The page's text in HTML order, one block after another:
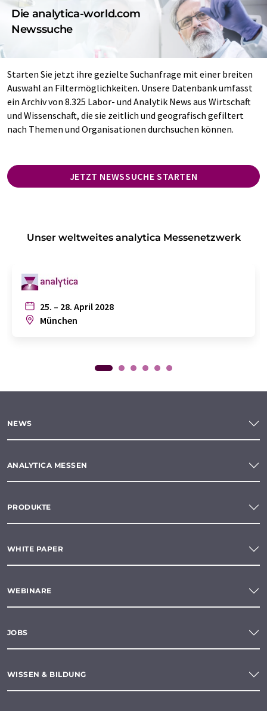
Die analytica-world.com
Newssuche
Starten Sie jetzt ihre gezielte Suchanfrage mit einer breiten
Auswahl an Filtermöglichkeiten. Unsere Datenbank umfasst
ein Archiv von 8.325 Labor- und Analytik News aus Wirtschaft
und Wissenschaft, die sie zeitlich und geografisch gefiltert
nach Themen und Organisationen durchsuchen können.
JETZT NEWSSUCHE STARTEN
Unser weltweites analytica Messenetzwerk
25. – 28. April 2028
München
NEWS
ANALYTICA MESSEN
PRODUKTE
WHITE PAPER
WEBINARE
JOBS
WISSEN & BILDUNG